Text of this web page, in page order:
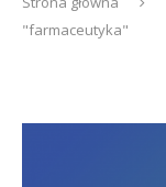
"farmaceutyka"